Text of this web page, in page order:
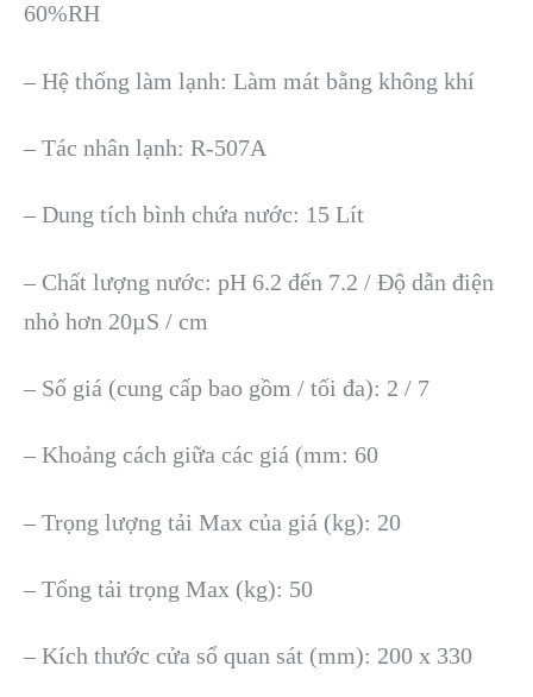
60%RH
– Hệ thống làm lạnh: Làm mát bằng không khí
– Tác nhân lạnh: R-507A
– Dung tích bình chứa nước: 15 Lít
– Chất lượng nước: pH 6.2 đến 7.2 / Độ dẫn điện
nhỏ hơn 20µS / cm
– Số giá (cung cấp bao gồm / tối đa): 2 / 7
– Khoảng cách giữa các giá (mm: 60
– Trọng lượng tải Max của giá (kg): 20
– Tổng tải trọng Max (kg): 50
– Kích thước cửa sổ quan sát (mm): 200 x 330